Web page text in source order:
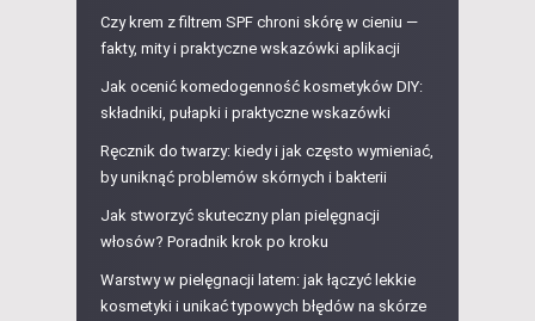
Czy krem z filtrem SPF chroni skórę w cieniu —
fakty, mity i praktyczne wskazówki aplikacji
Jak ocenić komedogenność kosmetyków DIY:
składniki, pułapki i praktyczne wskazówki
Ręcznik do twarzy: kiedy i jak często wymieniać,
by uniknąć problemów skórnych i bakterii
Jak stworzyć skuteczny plan pielęgnacji
włosów? Poradnik krok po kroku
Warstwy w pielęgnacji latem: jak łączyć lekkie
kosmetyki i unikać typowych błędów na skórze